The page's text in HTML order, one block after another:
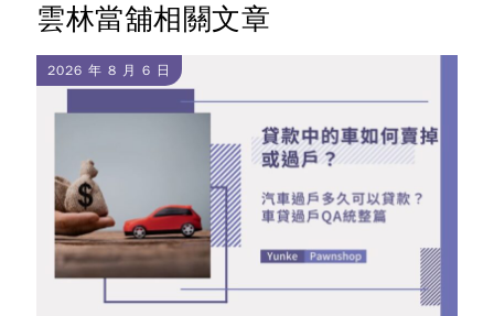
雲林當舖相關文章
2026 年 8 月 6 日